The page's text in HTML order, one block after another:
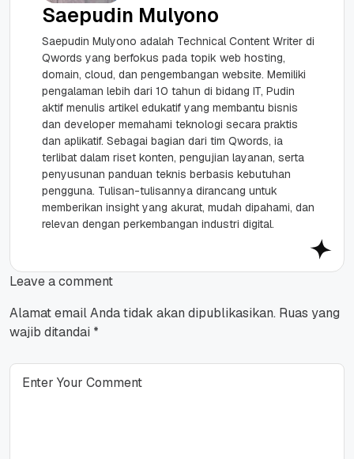
Saepudin Mulyono
Saepudin Mulyono adalah Technical Content Writer di
Qwords yang berfokus pada topik web hosting,
domain, cloud, dan pengembangan website. Memiliki
pengalaman lebih dari 10 tahun di bidang IT, Pudin
aktif menulis artikel edukatif yang membantu bisnis
dan developer memahami teknologi secara praktis
dan aplikatif. Sebagai bagian dari tim Qwords, ia
terlibat dalam riset konten, pengujian layanan, serta
penyusunan panduan teknis berbasis kebutuhan
pengguna. Tulisan-tulisannya dirancang untuk
memberikan insight yang akurat, mudah dipahami, dan
relevan dengan perkembangan industri digital.
Leave a comment
Alamat email Anda tidak akan dipublikasikan. Ruas yang
wajib ditandai *